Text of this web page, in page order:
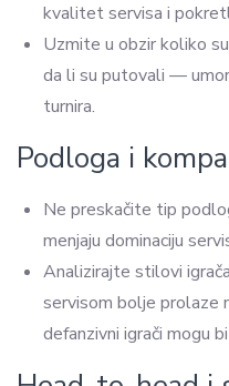
kvalitet servisa i
Uzmite u obzir koliko
da li su putovali —
turnira.
Podloga i
Ne preskačite tip
menjaju dominaciju
Analizirajte stilovi
servisom bolje prolaze
defanzivni igrači mogu